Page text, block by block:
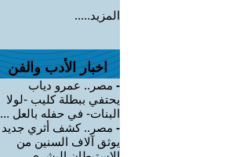
المزيد.....
اخبار الأدب والفن
- مصر.. عمرو دياب
يحتفي ببطلة كليب -لولا
البنات- في حفله بالعل ...
- مصر.. كشف أثري جديد
يوثق آلاف السنين من